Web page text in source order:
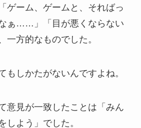
ゲーム、ゲームと、そればっ
ぁ……」「目が悪くならない
一方的なものでした。
もしかたがないんですよね。
意見が一致したことは「みん
しよう」でした。